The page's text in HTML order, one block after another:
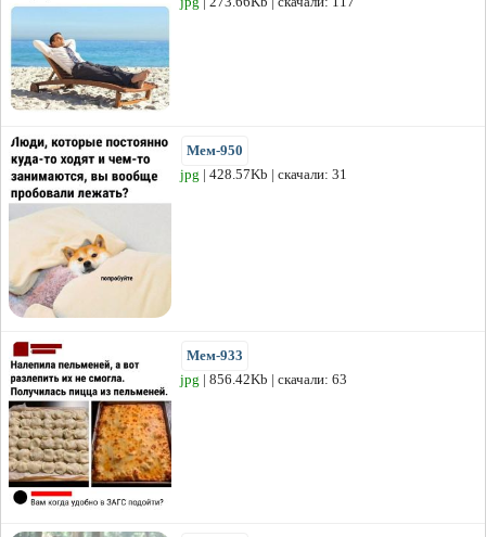
Мем-950
jpg | 428.57Kb | скачали: 31
Мем-933
jpg | 856.42Kb | скачали: 63